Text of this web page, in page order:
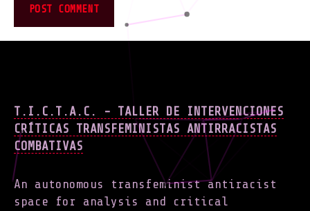
T.I.C.T.A.C. - TALLER DE INTERVENCIONES
CRÍTICAS TRANSFEMINISTAS ANTIRRACISTAS
COMBATIVAS
An autonomous transfeminist antiracist
space for analysis and critical